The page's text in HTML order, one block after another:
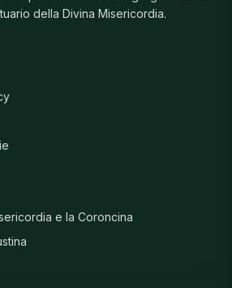
della Divina Misericordia.
e la Coroncina